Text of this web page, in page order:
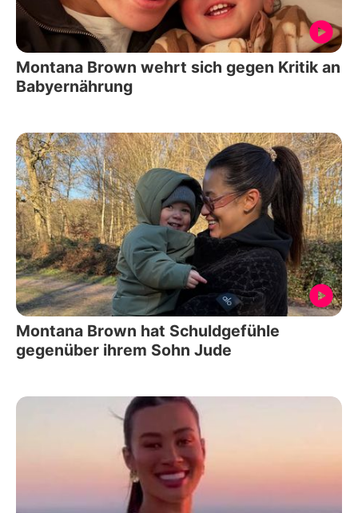
Montana Brown wehrt sich gegen Kritik an
Babyernährung
Montana Brown hat Schuldgefühle
gegenüber ihrem Sohn Jude